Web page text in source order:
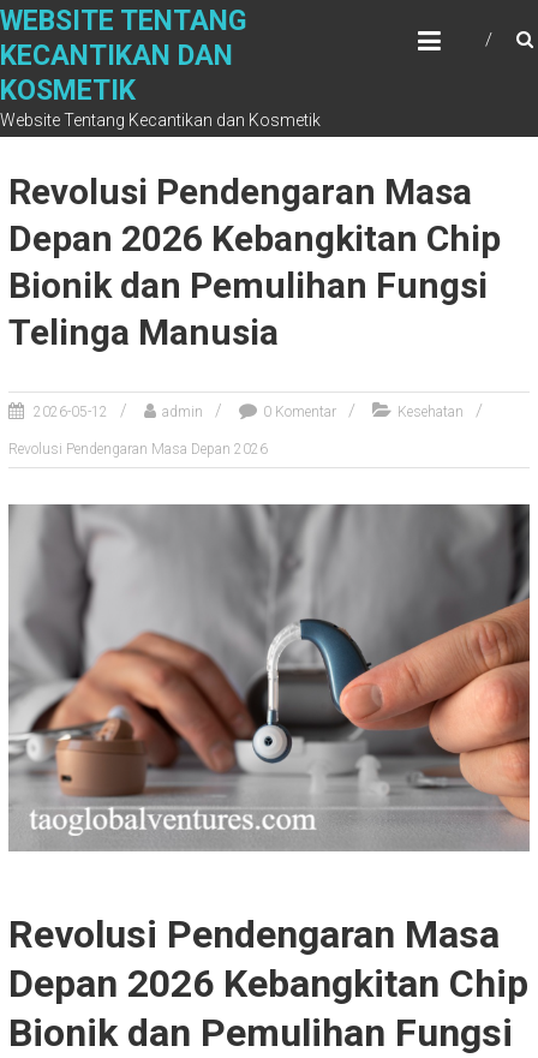
S
i
p
t
o
WEBSITE TENTANG
KECANTIKAN DAN
KOSMETIK
Website Tentang Kecantikan dan Kosmetik
Revolusi Pendengaran Masa
Depan 2026 Kebangkitan Chip
Bionik dan Pemulihan Fungsi
Telinga Manusia
2026-05-12 admin 0 Komentar Kesehatan
Revolusi Pendengaran Masa Depan 2026
Revolusi Pendengaran Masa
Depan 2026 Kebangkitan Chip
Bionik dan Pemulihan Fungsi